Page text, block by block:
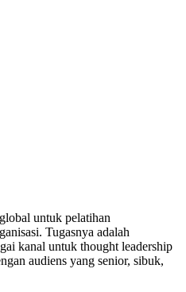
untuk pelatihan
Tugasnya adalah
kanal untuk thought leadership
audiens yang senior, sibuk,